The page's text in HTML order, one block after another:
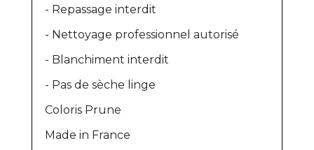
- Repassage interdit
- Nettoyage professionnel autorisé
- Blanchiment interdit
- Pas de sèche linge
Coloris Prune
Made in France